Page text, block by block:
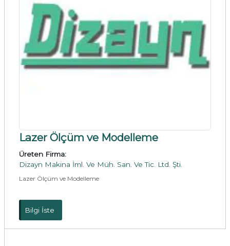
Lazer Ölçüm ve Modelleme
Üreten Firma:
Dizayn Makina İml. Ve Müh. San. Ve Tic. Ltd. Şti.
Lazer Ölçüm ve Modelleme
Bilgi İste